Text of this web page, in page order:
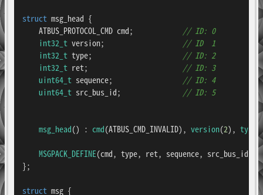
struct msg_head {
    ATBUS_PROTOCOL_CMD cmd;
// ID: 0
int32_t version;
// ID  1
int32_t type;
// ID: 2
int32_t ret;
// ID: 3
uint64_t sequence;
// ID: 4
uint64_t src_bus_id; // ID: 5
msg_head() : cmd(ATBUS_CMD_INVALID), version(2), type (
MSGPACK_DEFINE(cmd, type, ret, sequence, src_bus_id,
};
struct msg {